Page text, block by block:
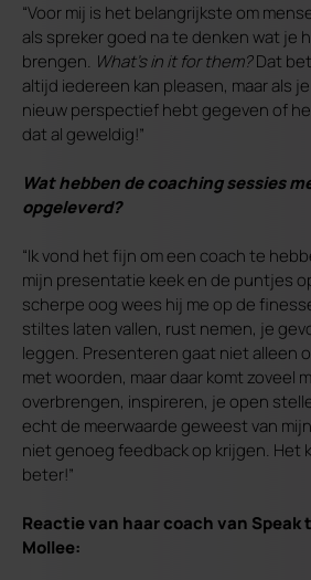
“Voor mij is het belangrijkste om
als spreker goed na te denken wat je
brengen. What’s in it for them?Dat
altijd iedereen kan pleasen, maar als
nieuw perspectief hebt gegeven of
dat al geweldig!”
Wat hebben de coaching sessies
opgeleverd?
“Ik vond het fijn om een coach te
mijn presentatie keek en de puntjes
scherpe oog wees hij me op de
stiltes laten vallen, rust nemen, je
leggen. Presenteren gaat niet alleen
met woorden, maar daar komt zoveel
overbrengen, inspireren, je open
echt de meerwaarde geweest van
niet genoeg feedback op krijgen. Het
beter!”
Reactie van haar coach van Speak
Mollee: